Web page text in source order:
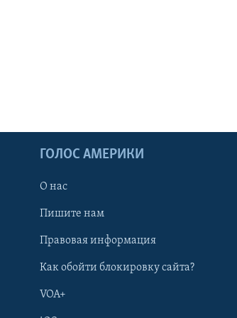
ГОЛОС АМЕРИКИ
О нас
Пишите нам
Правовая информация
Как обойти блокировку сайта?
VOA+